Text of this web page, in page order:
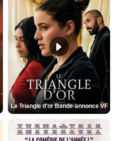
Le Triangle d'or Bande-annonce VF